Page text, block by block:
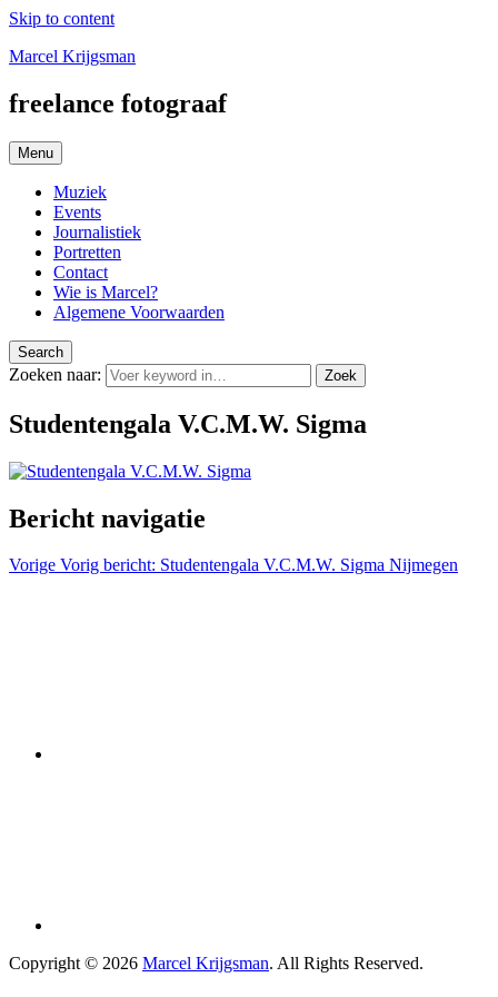
Skip to content
Marcel Krijgsman
freelance fotograaf
Menu
Muziek
Events
Journalistiek
Portretten
Contact
Wie is Marcel?
Algemene Voorwaarden
Search
Zoeken naar: Zoek
Studentengala V.C.M.W. Sigma
Bericht navigatie
Vorige Vorig bericht: Studentengala V.C.M.W. Sigma Nijmegen
Copyright © 2026 Marcel Krijgsman. All Rights Reserved.